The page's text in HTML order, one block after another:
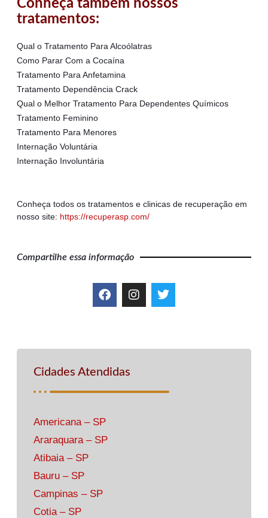
Conheça também nossos
tratamentos:
Qual o Tratamento Para Alcoólatras
Como Parar Com a Cocaína
Tratamento Para Anfetamina
Tratamento Dependência Crack
Qual o Melhor Tratamento Para Dependentes Químicos
Tratamento Feminino
Tratamento Para Menores
Internação Voluntária
Internação Involuntária
Conheça todos os tratamentos e clinicas de recuperação em
nosso site: https://recuperasp.com/
Compartilhe essa informação
Cidades Atendidas
Americana – SP
Araraquara – SP
Atibaia – SP
Bauru – SP
Campinas – SP
Cotia – SP